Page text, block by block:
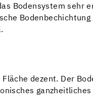
Bodensystem sehr
dezent. Der